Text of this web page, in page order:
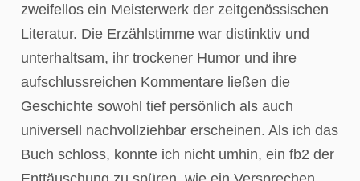
zweifellos ein Meisterwerk der zeitgenössischen
Literatur. Die Erzählstimme war distinktiv und
unterhaltsam, ihr trockener Humor und ihre
aufschlussreichen Kommentare ließen die
Geschichte sowohl tief persönlich als auch
universell nachvollziehbar erscheinen. Als ich das
Buch schloss, konnte ich nicht umhin, ein fb2 der